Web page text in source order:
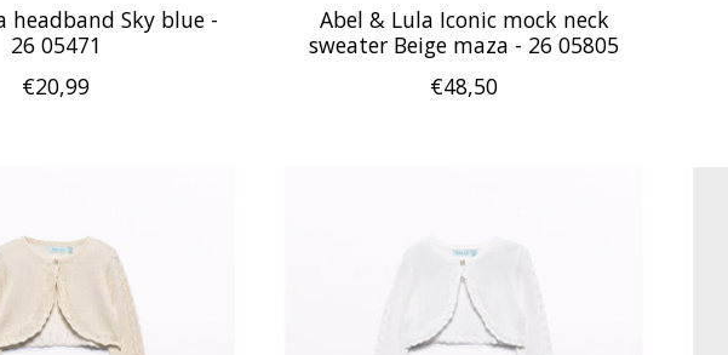
headband Sky blue -
26 05471
€20,99
Abel & Lula Iconic mock neck
sweater Beige maza - 26 05805
€48,50